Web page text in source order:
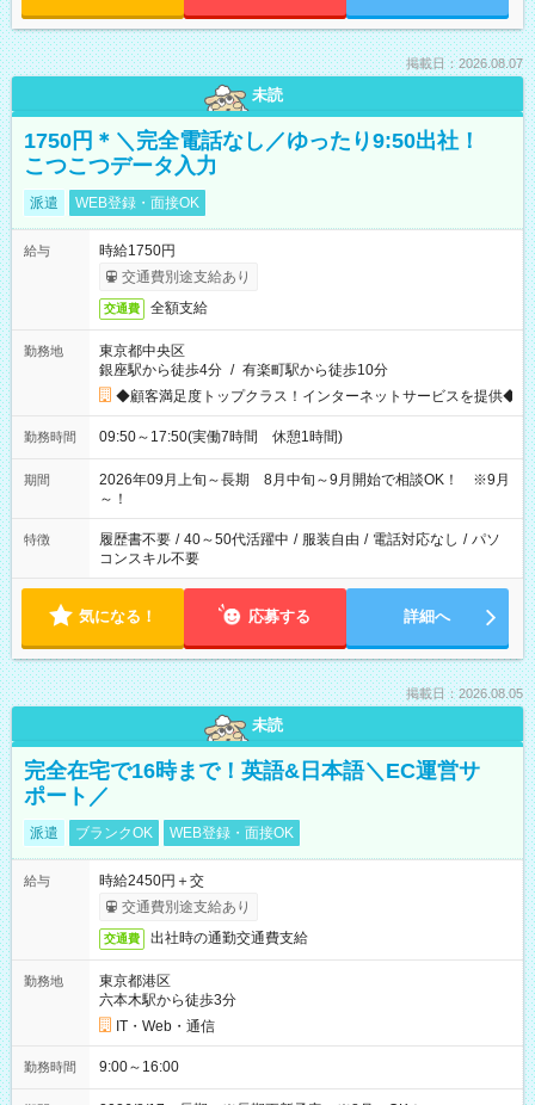
掲載日：2026.08.07
未読
1750円＊＼完全電話なし／ゆったり9:50出社！
こつこつデータ入力
派遣 WEB登録・面接OK
給与
時給1750円
交通費別途支給あり
交通費 全額支給
勤務地
東京都中央区
銀座駅から徒歩4分 / 有楽町駅から徒歩10分
◆顧客満足度トップクラス！インターネットサービスを提供◆
勤務時間 09:50～17:50(実働7時間 休憩1時間)
期間
2026年09月上旬～長期 8月中旬～9月開始で相談OK！ ※9月
～！
特徴 履歴書不要 / 40～50代活躍中 / 服装自由 / 電話対応なし / パソ
コンスキル不要
気になる！ 応募する 詳細へ
掲載日：2026.08.05
未読
完全在宅で16時まで！英語&日本語＼EC運営サ
ポート／
派遣 ブランクOK WEB登録・面接OK
給与
時給2450円＋交
交通費別途支給あり
交通費 出社時の通勤交通費支給
勤務地
東京都港区
六本木駅から徒歩3分
IT・Web・通信
勤務時間 9:00～16:00